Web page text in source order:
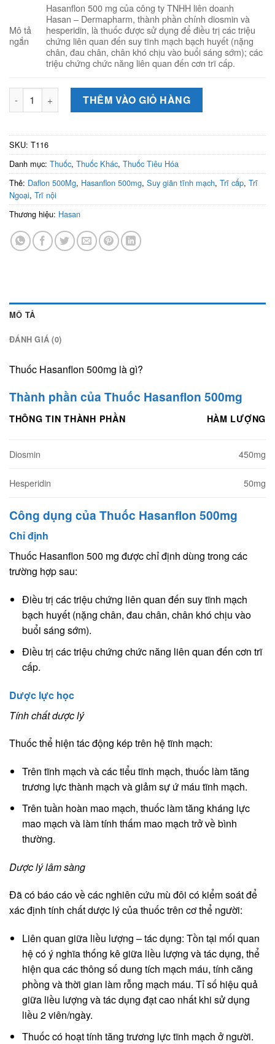
Mô tả
ngắn
Hasanflon 500 mg của công ty TNHH liên doanh
Hasan – Dermapharm, thành phần chính diosmin và
hesperidin, là thuốc được sử dụng để điều trị các triệu
chứng liên quan đến suy tĩnh mạch bạch huyết (nặng
chân, đau chân, chân khó chịu vào buổi sáng sớm); các
triệu chứng chức năng liên quan đến cơn trĩ cấp.
Hasanflon 500mg (Hộp 2 vỉ x 15 viên) - Thuốc điều trị trĩ cấp,
THÊM VÀO GIỎ HÀNG
SKU: T116
Danh mục: Thuốc, Thuốc Khác, Thuốc Tiêu Hóa
Thẻ: Daflon 500Mg, Hasanflon 500mg, Suy giãn tĩnh mạch, Trĩ cấp, Trĩ
Ngoại, Trĩ nội
Thương hiệu: Hasan
MÔ TẢ
ĐÁNH GIÁ (0)
Thuốc Hasanflon 500mg là gì?
Thành phần của Thuốc Hasanflon 500mg
THÔNG TIN THÀNH PHẦN HÀM LƯỢNG
Diosmin 450mg
Hesperidin 50mg
Công dụng của Thuốc Hasanflon 500mg
Chỉ định
Thuốc Hasanflon 500 mg được chỉ định dùng trong các
trường hợp sau:
Điều trị các triệu chứng liên quan đến suy tĩnh mạch
bạch huyết (nặng chân, đau chân, chân khó chịu vào
buổi sáng sớm).
Điều trị các triệu chứng chức năng liên quan đến cơn trĩ
cấp.
Dược lực học
Tính chất dược lý
Thuốc thể hiện tác động kép trên hệ tĩnh mạch:
Trên tĩnh mạch và các tiểu tĩnh mạch, thuốc làm tăng
trương lực thành mạch và giảm sự ứ máu tĩnh mạch.
Trên tuần hoàn mao mạch, thuốc làm tăng kháng lực
mao mạch và làm tính thấm mao mạch trở về bình
thường.
Dược lý lâm sàng
Đã có báo cáo về các nghiên cứu mù đôi có kiểm soát để
xác định tính chất dược lý của thuốc trên cơ thể người:
Liên quan giữa liều lượng – tác dụng: Tồn tại mối quan
hệ có ý nghĩa thống kê giữa liều lượng và tác dụng, thể
hiện qua các thông số dung tích mạch máu, tính căng
phồng và thời gian làm rỗng mạch máu. Tỉ số hiệu quả
giữa liều lượng và tác dụng đạt cao nhất khi sử dụng
liều 2 viên/ngày.
Thuốc có hoạt tính tăng trương lực tĩnh mạch ở người.